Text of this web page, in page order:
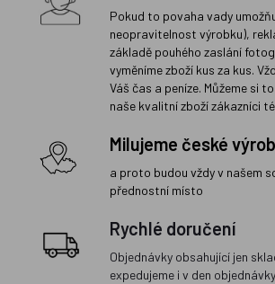
Pokud to povaha vady
neopravitelnost výrobku),
základě pouhého zaslání
vyměníme zboží kus za kus.
Váš čas a peníze. Můžeme si
naše kvalitní zboží zákazníci
Milujeme české
a proto budou vždy v našem
přednostní místo
Rychlé doručení
Objednávky obsahující jen
expedujeme i v den